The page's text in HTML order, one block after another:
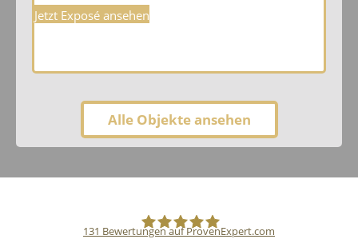
Jetzt Exposé ansehen
Alle Objekte ansehen
131 Bewertungen auf ProvenExpert.com